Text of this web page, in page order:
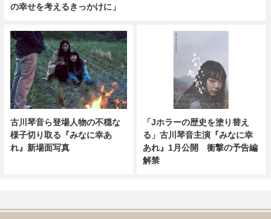
の幸せを考えるきっかけに」
古川琴音ら登場人物の不穏な
様子切り取る『みなに幸あ
れ』新場面写真
「Jホラーの歴史を塗り替え
る」古川琴音主演『みなに幸
あれ』1月公開 衝撃の予告編
解禁